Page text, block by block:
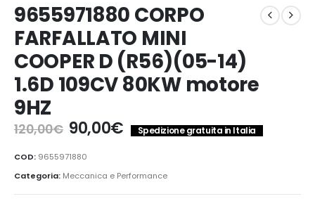
9655971880 CORPO
FARFALLATO MINI
COOPER D (R56)(05-14)
1.6D 109CV 80KW motore
9HZ
120,00€ Il
prezzo
originale
era:
120,00€.
90,00€Il
prezzo
è:
90,00€.
Spedizione gratuita in Italia
COD: 9655971880
Categoria: Meccanica e Performance